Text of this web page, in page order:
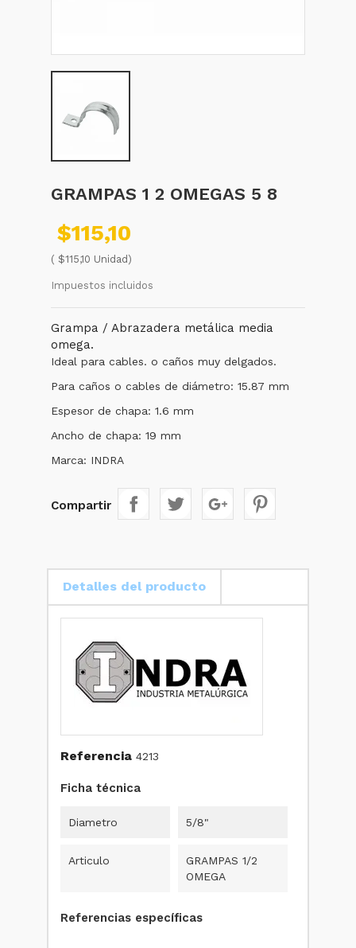
GRAMPAS 1 2 OMEGAS 5 8
$115,10
( $115,10 Unidad)
Impuestos incluidos
Grampa / Abrazadera metálica media
omega.
Ideal para cables. o caños muy delgados.
Para caños o cables de diámetro: 15.87 mm
Espesor de chapa: 1.6 mm
Ancho de chapa: 19 mm
Marca: INDRA
Compartir
Detalles del producto
Referencia 4213
Ficha técnica
Diametro 5/8"
Articulo
GRAMPAS 1/2
OMEGA
Referencias específicas